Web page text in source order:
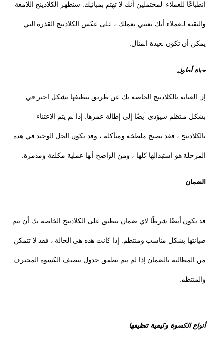
انطباعًا للعملاء المحتملين أنك لا تهتم بمبانيك. ستظهر الكلادينج اللامعة
والنقية للعملاء أنك تعتني بعملك ، على عكس الكلادينج القذرة التي
يمكن أن تكون بعيدة المنال.
حياة أطول
إن العناية بالكلادينج الخاصة بك عن طريق تنظيفها بشكل احترافي
بشكل منتظم سيؤدي أيضًا إلى إطالة عمرها. إذا لم يتم الاعتناء
بالكلادينج ، فقد تصبح ملطخة ومتآكلة ، وقد يكون الحل الوحيد في هذه
المرحلة هو استبدالها كلها ، ومن الواضح أنها عملية مكلفة ومدمرة.
الضمان
قد يكون أيضًا شرطًا لأي ضمان ينطبق على الكلادينج الخاصة بك أن يتم
صيانتها بشكل مناسب ومنتظم. إذا كانت هذه هي الحالة ، فقد لا تتمكن
من المطالبة بالضمان إذا لم يتم تطبيق جدول تنظيف الكسوة المحترف
والمنتظم.
أنواع الكسوة وكيفية تنظيفها